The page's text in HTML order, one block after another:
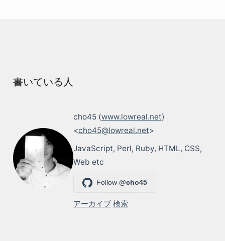
書いている人
cho45 (www.lowreal.net)
<cho45@lowreal.net>
JavaScript, Perl, Ruby, HTML, CSS,
Web etc
Follow@cho45
アーカイブ 検索